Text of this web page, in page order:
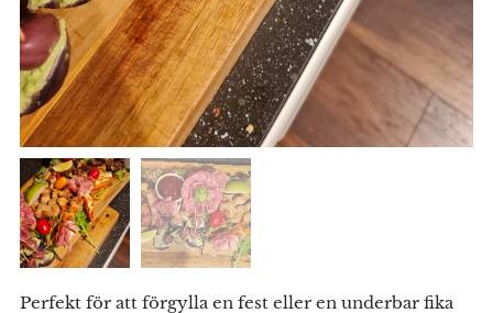
Perfekt för att förgylla en fest eller en underbar fika